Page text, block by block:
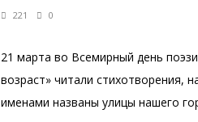
221 0
21 марта во Всемирный день
возраст» читали стихотворения,
именами названы улицы нашего